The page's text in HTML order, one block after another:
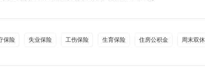
保险 失业保险 工伤保险 生育保险 住房公积金 周末双休